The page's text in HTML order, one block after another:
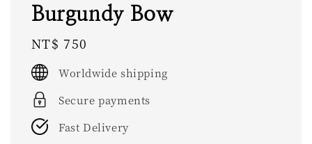
Burgundy Bow
Regular
price
NT$ 750
Worldwide shipping
Secure payments
Fast Delivery